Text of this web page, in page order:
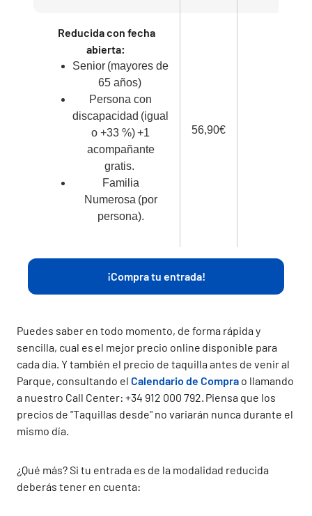
Reducida con fecha
abierta:
Senior (mayores de
65 años)
Persona con
discapacidad (igual
o +33 %) +1
acompañante
gratis.
Familia
Numerosa (por
persona).
56,90€
¡Compra tu entrada!
Puedes saber en todo momento, de forma rápida y
sencilla, cual es el mejor precio online disponible para
cada día. Y también el precio de taquilla antes de venir al
Parque, consultando el Calendario de Compra o llamando
a nuestro Call Center: +34 912 000 792. Piensa que los
precios de "Taquillas desde" no variarán nunca durante el
mismo día.
¿Qué más? Si tu entrada es de la modalidad reducida
deberás tener en cuenta: